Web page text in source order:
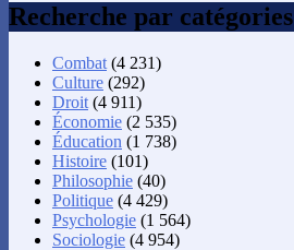
Recherche par catégories
Combat (4 231)
Culture (292)
Droit (4 911)
Économie (2 535)
Éducation (1 738)
Histoire (101)
Philosophie (40)
Politique (4 429)
Psychologie (1 564)
Sociologie (4 954)